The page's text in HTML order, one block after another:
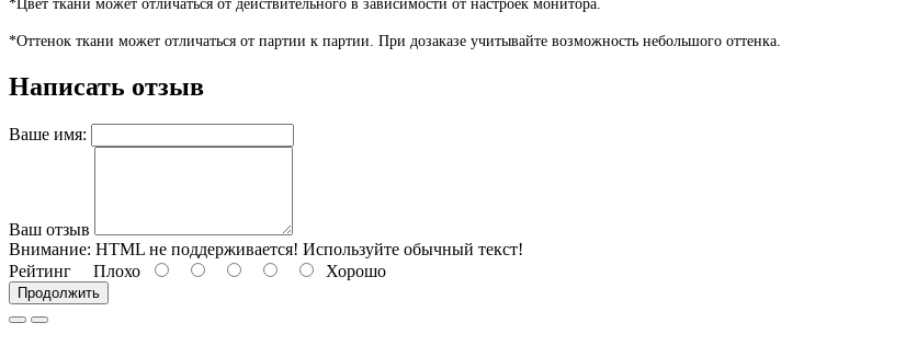
*Цвет ткани может отличаться от действительного в зависимости от настроек монитора.
*Оттенок ткани может отличаться от партии к партии. При дозаказе учитывайте возможность небольшого оттенка.
Написать отзыв
Ваше имя:
Ваш отзыв
Внимание: HTML не поддерживается! Используйте обычный текст!
Рейтинг Плохо Хорошо
Продолжить